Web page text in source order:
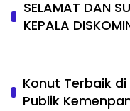
SELAMAT DAN
KEPALA
Konut Terbaik
Publik